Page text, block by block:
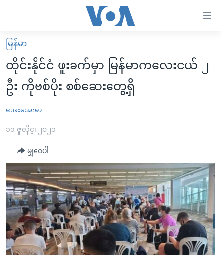
လွယ်ကူ
စေ
သည့်
Link
များ
ပင်မ
ကျော်
ကြည့်
ရန်
ပင်မ
အ
ညွန်း
စာမျက်နှာ
မူလစာမျက်နှာ
မြန်မာ
ကမ္ဘာ့သတင်းများ
အစ္စရေး-ပါလက်စတိုင်း
အင်္ဂလိပ်စာလေ့လာမယ်
အမေရိကန်သုံးအီဒီယံ
မကြေးမုံရဲ့ အင်္ဂလိပ်စာ
ရုပ်ရှင်ထဲက အင်္ဂလိပ်စာ
သုတပဒေသာ အင်္ဂလိပ်စာ
အပတ်စဉ်ကဏ္ဍများ
ရေဒီယို
တီဗွီ
ရေဒီယိုနှင့်ရုပ်သံ အချက်အလက်များ
ရေဒီယို/တီဗွီအစီအစဉ်
Learning English
မြန်မာ
ထိုင်းနိုင်ငံ ဖူးခက်မှာ မြန်မာကလေးငယ် ၂
ဦး ကိုဗစ်ပိုး စစ်ဆေးတွေ့ရှိ
အေးအေးမာ
၁၁ ဇူလိုင္၊ ၂၀၂၁
မျှဝေပါ